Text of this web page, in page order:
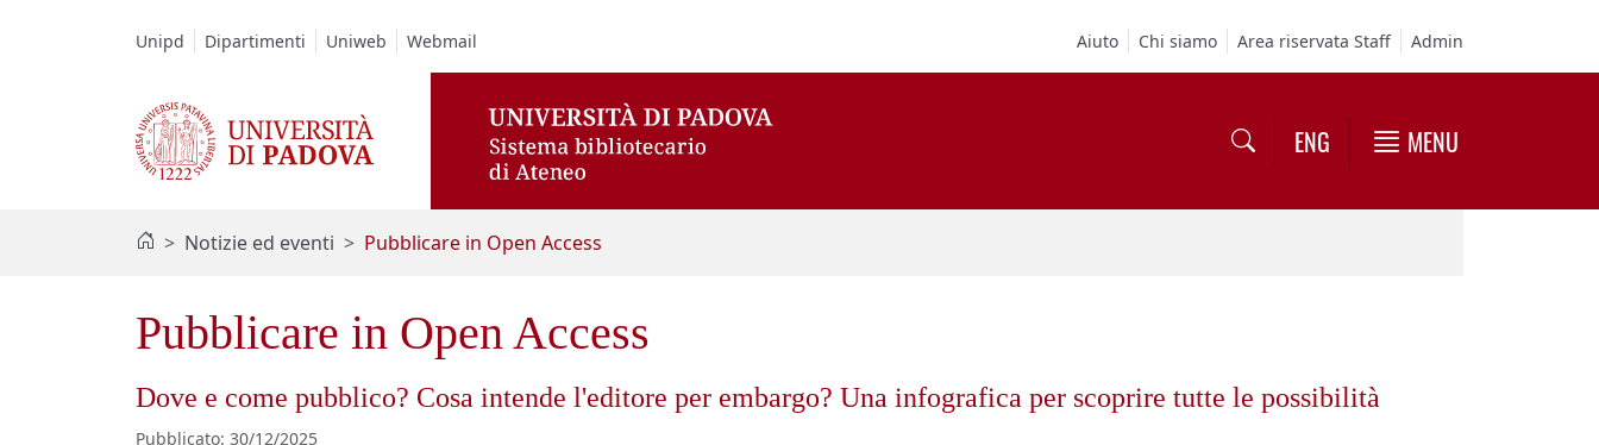
Unipd Dipartimenti Uniweb Webmail Aiuto Chi siamo Area riservata Staff Admin
ENG MENU
Notizie ed eventi Pubblicare in Open Access
Pubblicare in Open Access
Dove e come pubblico? Cosa intende l'editore per embargo? Una infografica per scoprire tutte le possibilità
Pubblicato: 30/12/2025